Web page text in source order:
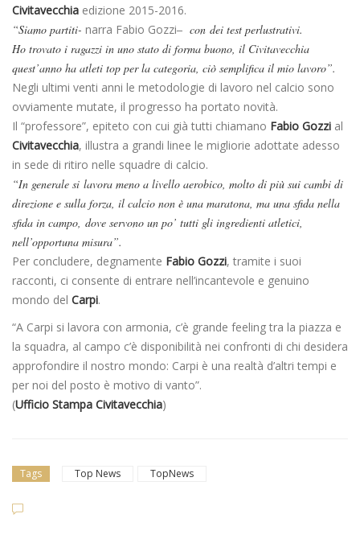
Civitavecchia edizione 2015-2016.
“Siamo partiti- narra Fabio Gozzi– con dei test perlustrativi.
Ho trovato i ragazzi in uno stato di forma buono, il Civitavecchia
quest’anno ha atleti top per la categoria, ciò semplifica il mio lavoro”.
Negli ultimi venti anni le metodologie di lavoro nel calcio sono
ovviamente mutate, il progresso ha portato novità.
Il “professore”, epiteto con cui già tutti chiamano Fabio Gozzi al
Civitavecchia, illustra a grandi linee le migliorie adottate adesso
in sede di ritiro nelle squadre di calcio.
“In generale si lavora meno a livello aerobico, molto di più sui cambi di
direzione e sulla forza, il calcio non è una maratona, ma una sfida nella
sfida in campo, dove servono un po’ tutti gli ingredienti atletici,
nell’opportuna misura”.
Per concludere, degnamente Fabio Gozzi, tramite i suoi
racconti, ci consente di entrare nell’incantevole e genuino
mondo del Carpi.
“A Carpi si lavora con armonia, c’è grande feeling tra la piazza e
la squadra, al campo c’è disponibilità nei confronti di chi desidera
approfondire il nostro mondo: Carpi è una realtà d’altri tempi e
per noi del posto è motivo di vanto”.
(Ufficio Stampa Civitavecchia)
Tags Top News TopNews